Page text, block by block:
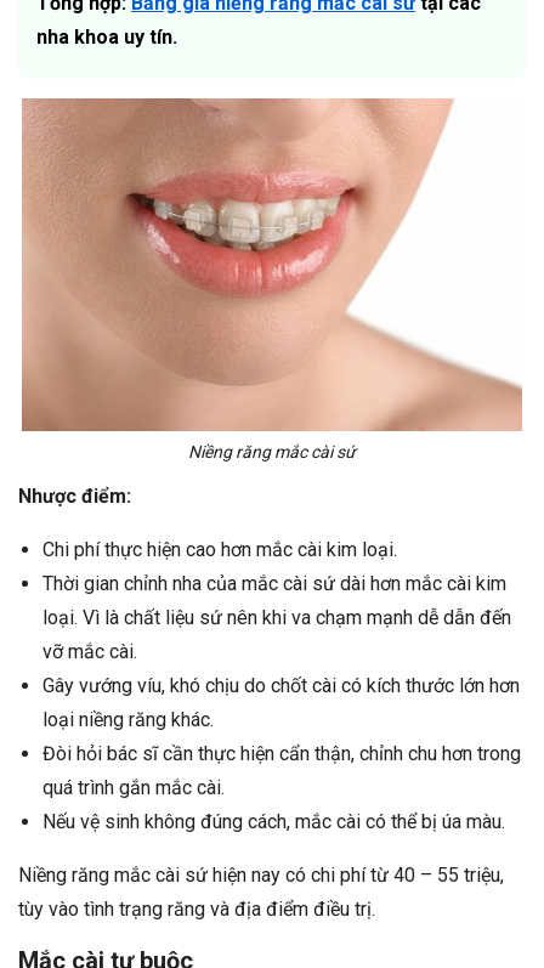
nha khoa uy tín.
Niềng răng mắc cài sứ
Nhược điểm:
Chi phí thực hiện cao hơn mắc cài kim loại.
Thời gian chỉnh nha của mắc cài sứ dài hơn mắc cài kim
loại. Vì là chất liệu sứ nên khi va chạm mạnh dễ dẫn đến
vỡ mắc cài.
Gây vướng víu, khó chịu do chốt cài có kích thước lớn hơn
loại niềng răng khác.
Đòi hỏi bác sĩ cần thực hiện cẩn thận, chỉnh chu hơn trong
quá trình gắn mắc cài.
Nếu vệ sinh không đúng cách, mắc cài có thể bị úa màu.
Niềng răng mắc cài sứ hiện nay có chi phí từ 40 – 55 triệu,
tùy vào tình trạng răng và địa điểm điều trị.
Mắc cài tự buộc